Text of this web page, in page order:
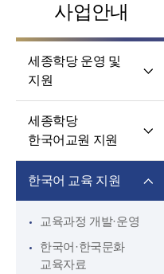
사업안내
세종학당 운영 및
지원
세종학당 신규 지정
세종학당 운영 지원
세종학당
한국어교원 지원
한국어교원의 직무와
핵심 역량
교원 전문성 강화
파견교원 지원
한국어 교육 지원
교육과정 개발·운영
한국어·한국문화
교육자료